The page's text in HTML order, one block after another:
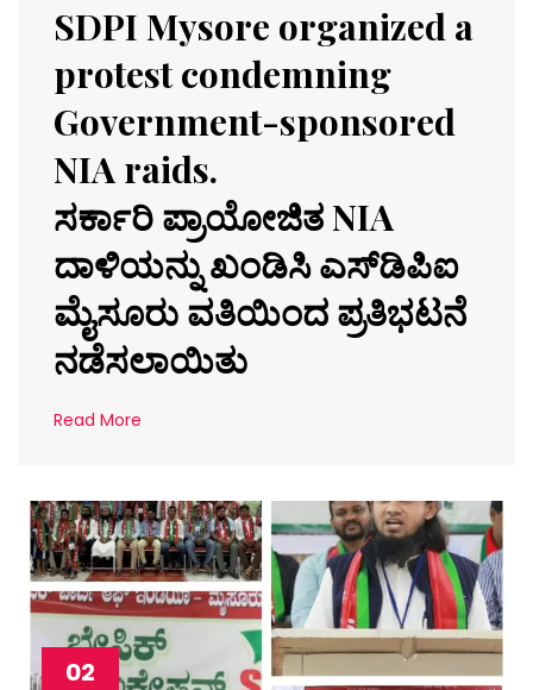
SDPI Mysore organized a
protest condemning
Government-sponsored
NIA raids.
ಸರ್ಕಾರಿ ಪ್ರಾಯೋಜಿತ NIA
ದಾಳಿಯನ್ನು ಖಂಡಿಸಿ ಎಸ್‌ಡಿಪಿಐ
ಮೈಸೂರು ವತಿಯಿಂದ ಪ್ರತಿಭಟನೆ
ನಡೆಸಲಾಯಿತು
Read More
02